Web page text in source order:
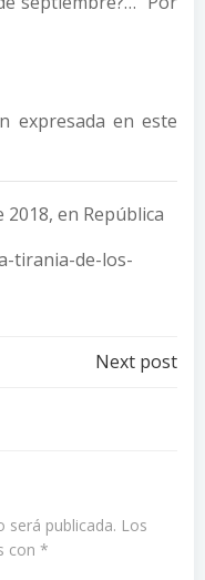
expresada en este
2018, en República
tirania-de-los-
Next post
será publicada. Los
con *